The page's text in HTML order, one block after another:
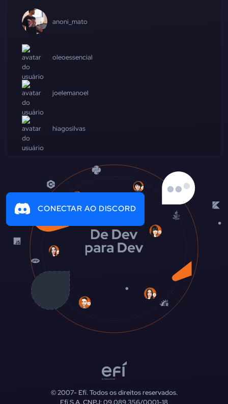
anoni_mato
oleoessencial
joelemanoel
hiagosilvas
CONECTAR AO DISCORD
© 2007-Efí. Todos os direitos reservados.